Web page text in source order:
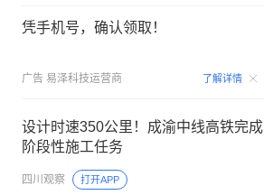
凭手机号，确认领取！
广告 易泽科技运营商 了解详情
设计时速350公里！成渝中线高铁完成
阶段性施工任务
四川观察 打开APP